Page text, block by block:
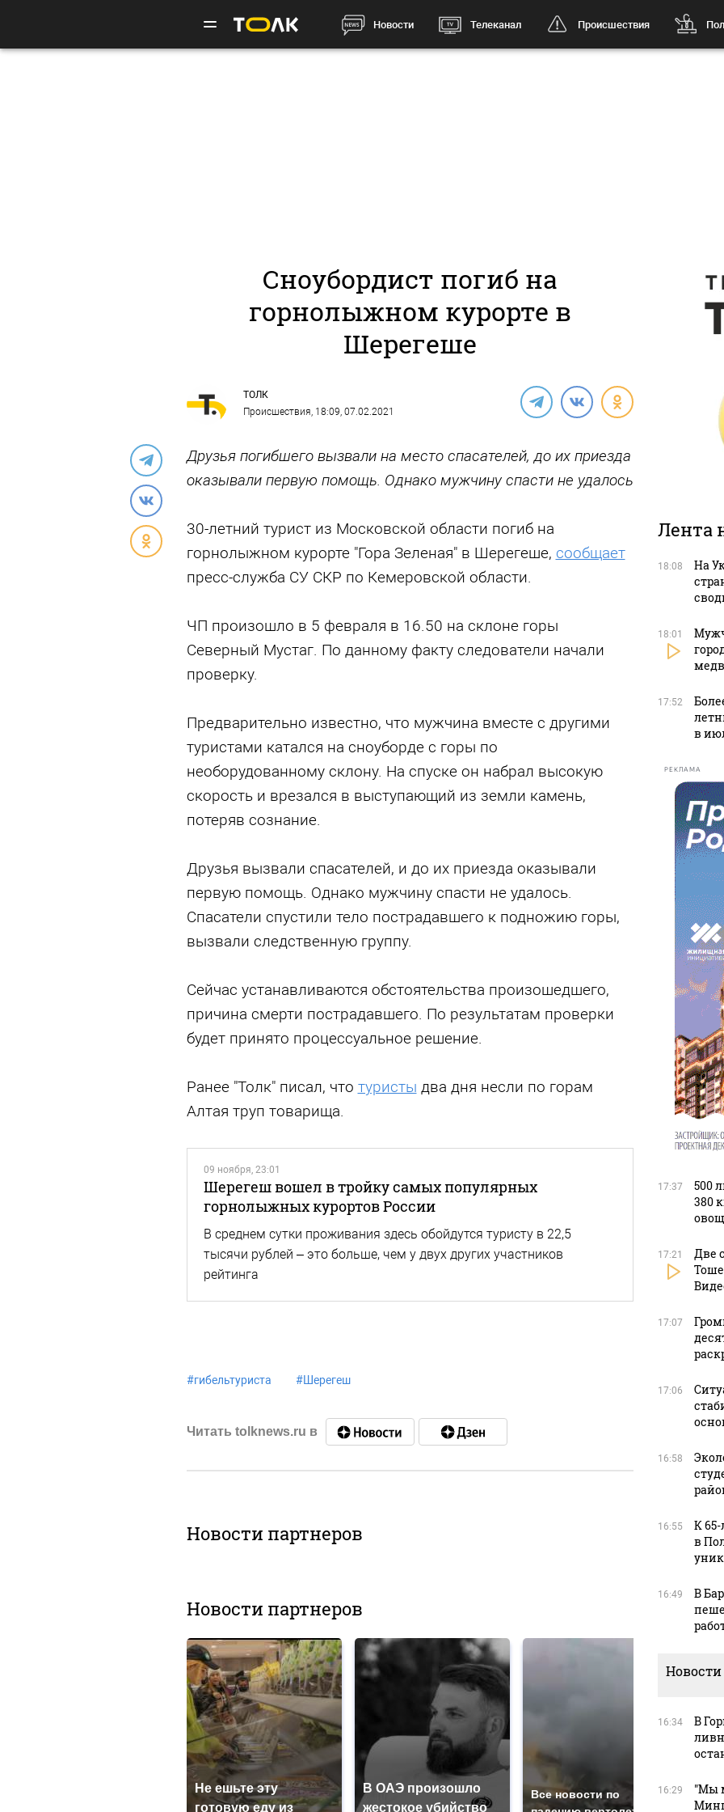
Новости Телеканал Происшествия
Сноубордист погиб на
горнолыжном курорте в
Шерегеше
ТОЛК
Происшествия, 18:09, 07.02.2021
Друзья погибшего вызвали на место спасателей, до их приезда
оказывали первую помощь. Однако мужчину спасти не удалось
30-летний турист из Московской области погиб на
горнолыжном курорте "Гора Зеленая" в Шерегеше, сообщает
пресс-служба СУ СКР по Кемеровской области.
ЧП произошло в 5 февраля в 16.50 на склоне горы
Северный Мустаг. По данному факту следователи начали
проверку.
Предварительно известно, что мужчина вместе с другими
туристами катался на сноуборде с горы по
необорудованному склону. На спуске он набрал высокую
скорость и врезался в выступающий из земли камень,
потеряв сознание.
Друзья вызвали спасателей, и до их приезда оказывали
первую помощь. Однако мужчину спасти не удалось.
Спасатели спустили тело пострадавшего к подножию горы,
вызвали следственную группу.
Сейчас устанавливаются обстоятельства произошедшего,
причина смерти пострадавшего. По результатам проверки
будет принято процессуальное решение.
Ранее "Толк" писал, что туристы два дня несли по горам
Алтая труп товарища.
09 ноября, 23:01
Шерегеш вошел в тройку самых популярных
горнолыжных курортов России
В среднем сутки проживания здесь обойдутся туристу в 22,5
тысячи рублей – это больше, чем у двух других участников
рейтинга
#гибельтуриста #Шерегеш
Читать tolknews.ru в
Новости партнеров
Новости партнеров
Не ешьте эту
готовую еду из
В ОАЭ произошло
жестокое убийство
Все новости по
Лента
18:08
На
18:01
17:52
в
РЕКЛАМА
17:37
500
380
17:21
Две
Тоше
17:07
17:06
16:58
16:55
К
в
16:49
В
16:34
В
16:29
"Мы